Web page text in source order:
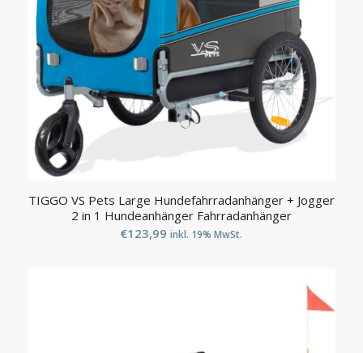
TIGGO VS Pets Large Hundefahrradanhänger + Jogger
2 in 1 Hundeanhänger Fahrradanhänger
€123,99 inkl. 19% MwSt.